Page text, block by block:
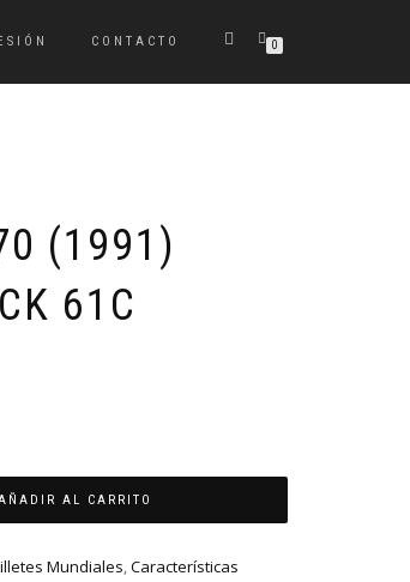
CONTACTO 0
(1991)
61C
AL CARRITO
Mundiales,Características